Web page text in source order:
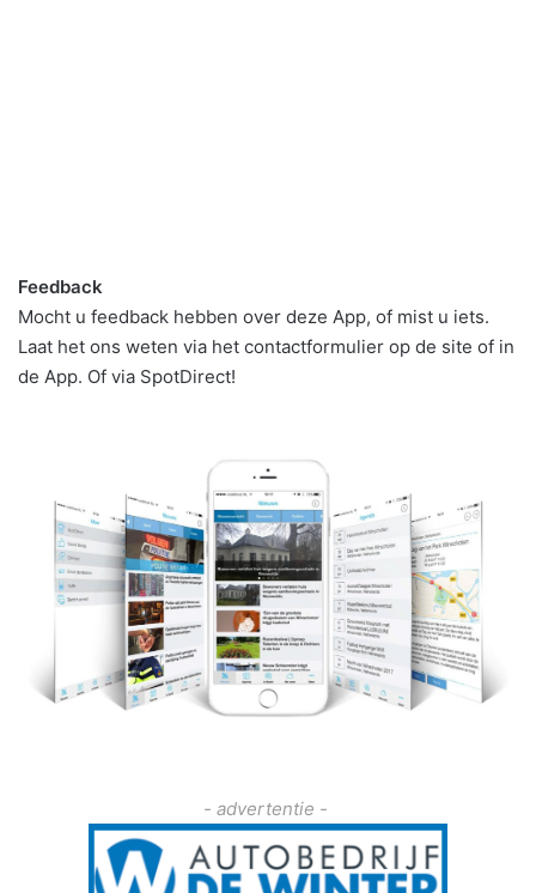
Feedback
Mocht u feedback hebben over deze App, of mist u iets.
Laat het ons weten via het contactformulier op de site of in
de App. Of via SpotDirect!
- advertentie -